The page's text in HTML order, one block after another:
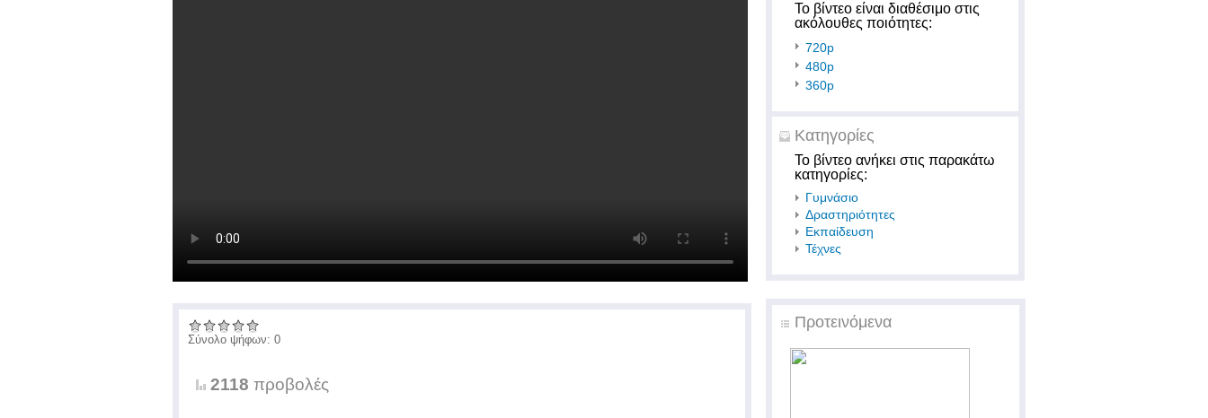
Το βίντεο είναι διαθέσιμο στις
ακόλουθες ποιότητες:
720p
480p
360p
Κατηγορίες
Το βίντεο ανήκει στις παρακάτω
κατηγορίες:
Γυμνάσιο
Δραστηριότητες
Εκπαίδευση
Τέχνες
Προτεινόμενα
Σύνολο ψήφων: 0
2118 προβολές